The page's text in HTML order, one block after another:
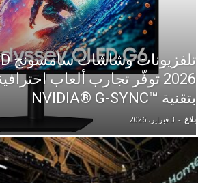
2026 توفّر تجارب ألعاب
بتقنية ™NVIDIA® G-SYNC
بلاغ - 3 فبراير، 2026